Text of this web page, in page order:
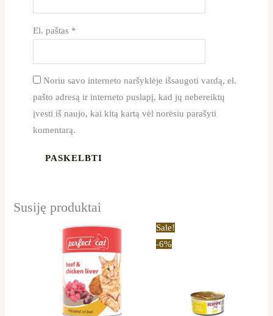
El. paštas *
Noriu savo interneto naršyklėje išsaugoti vardą, el.
pašto adresą ir interneto puslapį, kad jų nebereiktų
įvesti iš naujo, kai kitą kartą vėl norėsiu parašyti
komentarą.
Susiję produktai
Sale!
-6%